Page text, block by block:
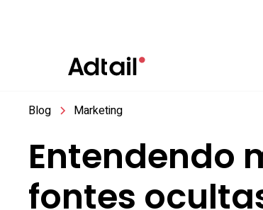
Blog Marketing
Entendendo
fontes